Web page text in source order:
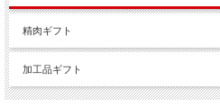
精肉ギフト
加工品ギフト